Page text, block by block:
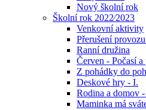
Nový školní rok
Školní rok 2022⁄2023
Venkovní aktivity
Přerušení
Ranní družina
Červen - Počasí
Z pohádky do
Deskové hry - I.
Rodina a domov
Maminka má